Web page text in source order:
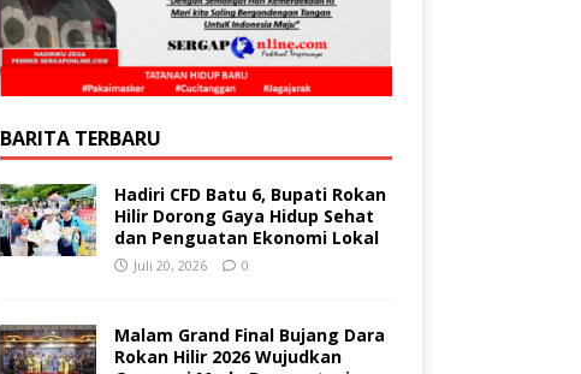
BARITA TERBARU
Hadiri CFD Batu 6, Bupati Rokan
Hilir Dorong Gaya Hidup Sehat
dan Penguatan Ekonomi Lokal
Juli 20, 2026 0
Malam Grand Final Bujang Dara
Rokan Hilir 2026 Wujudkan